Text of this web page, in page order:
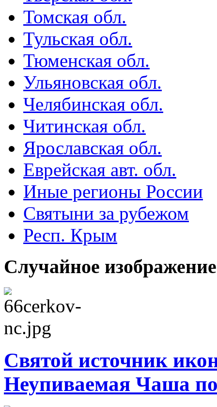
Томская обл.
Тульская обл.
Тюменская обл.
Ульяновская обл.
Челябинская обл.
Читинская обл.
Ярославская обл.
Еврейская авт. обл.
Иные регионы России
Святыни за рубежом
Респ. Крым
Случайное изображение
Святой источник
Неупиваемая Чаша